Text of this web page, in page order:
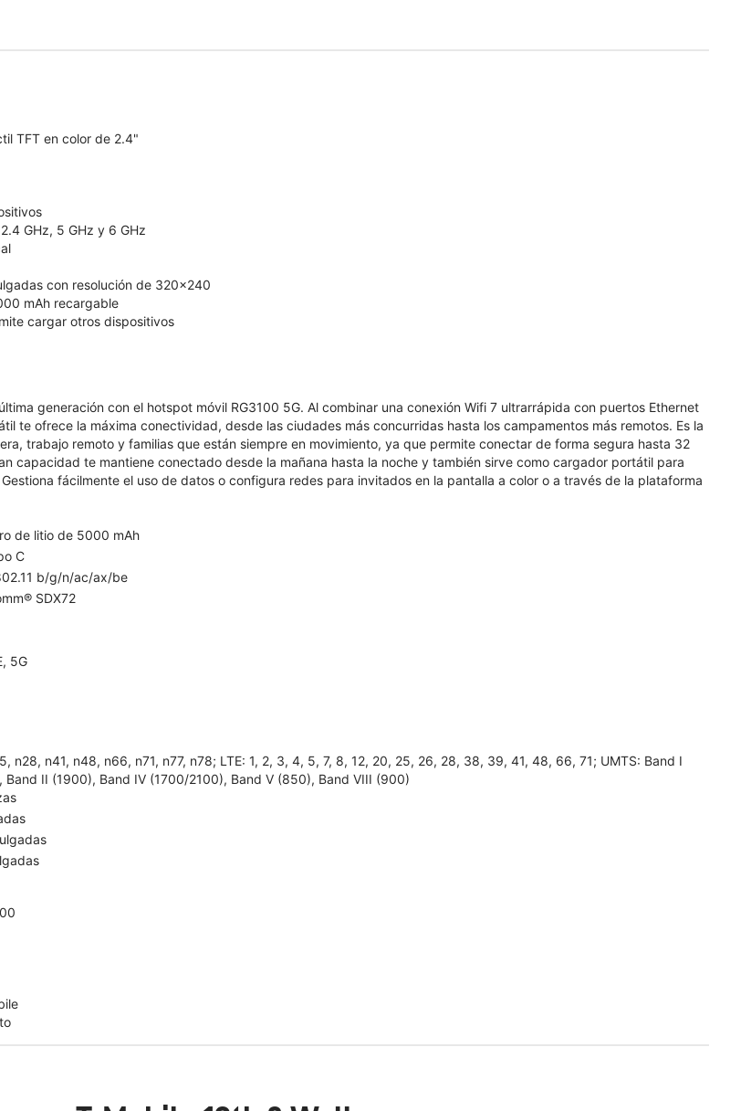
TFT en color de 2.4"
GHz, 5 GHz y 6 GHz
con resolución de 320x240
mAh recargable
cargar otros dispositivos
generación con el hotspot móvil RG3100 5G. Al combinar una conexión Wifi 7 ultrarrápida con puertos Ethernet
te ofrece la máxima conectividad, desde las ciudades más concurridas hasta los campamentos más remotos. Es la
trabajo remoto y familias que están siempre en movimiento, ya que permite conectar de forma segura hasta 32
capacidad te mantiene conectado desde la mañana hasta la noche y también sirve como cargador portátil para
fácilmente el uso de datos o configura redes para invitados en la pantalla a color o a través de la plataforma
de litio de 5000 mAh
C
b/g/n/ac/ax/be
SDX72
5G
n28, n41, n48, n66, n71, n77, n78; LTE: 1, 2, 3, 4, 5, 7, 8, 12, 20, 25, 26, 28, 38, 39, 41, 48, 66, 71; UMTS: Band I
Band II (1900), Band IV (1700/2100), Band V (850), Band VIII (900)